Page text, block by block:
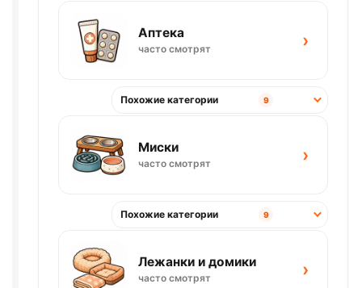
Аптека
часто смотрят ›
Похожие категории 9
Миски
часто смотрят ›
Похожие категории 9
Лежанки и домики
часто смотрят ›